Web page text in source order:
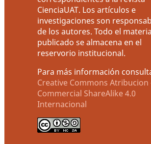
CienciaUAT. Los artículos e
investigaciones son
de los autores. Todo el
publicado se almacena en el
reservorio institucional.
Para más información
Creative Commons Atribucion
Commercial ShareAlike 4.0
Internacional